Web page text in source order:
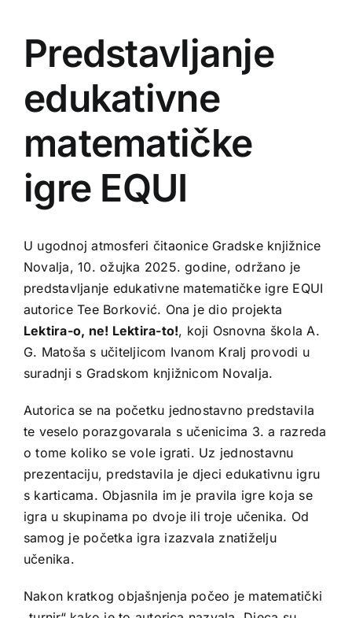
Audiovizualni sadržaj
Predstavljanje
edukativne
matematičke
igre EQUI
U ugodnoj atmosferi čitaonice Gradske knjižnice
Novalja, 10. ožujka 2025. godine, održano je
predstavljanje edukativne matematičke igre EQUI
autorice Tee Borković. Ona je dio projekta
Lektira-o, ne! Lektira-to!, koji Osnovna škola A.
G. Matoša s učiteljicom Ivanom Kralj provodi u
suradnji s Gradskom knjižnicom Novalja.
Autorica se na početku jednostavno predstavila
te veselo porazgovarala s učenicima 3. a razreda
o tome koliko se vole igrati. Uz jednostavnu
prezentaciju, predstavila je djeci edukativnu igru
s karticama. Objasnila im je pravila igre koja se
igra u skupinama po dvoje ili troje učenika. Od
samog je početka igra izazvala znatiželju
učenika.
Nakon kratkog objašnjenja počeo je matematički